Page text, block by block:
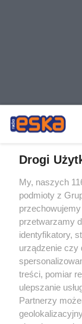
Żaden utwór
rozpowszechniany
tym także
eksploatacji w
Internecie bez
wykorzystanie
tzn. bez właściwej
ścigane prawnie.
Drogi
My, naszych
podmioty z
przetwarzamy
identyfikatory,
urządzenie czy
treści, pomiar
ulepszanie
Partnerzy